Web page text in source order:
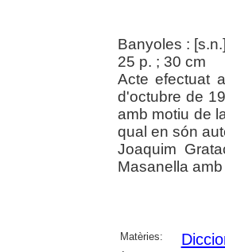
Banyoles :
25 p. ; 30 cm
Acte efectuat
d'octubre de
amb motiu de
qual en són
Joaquim
Masanella
Matèries: